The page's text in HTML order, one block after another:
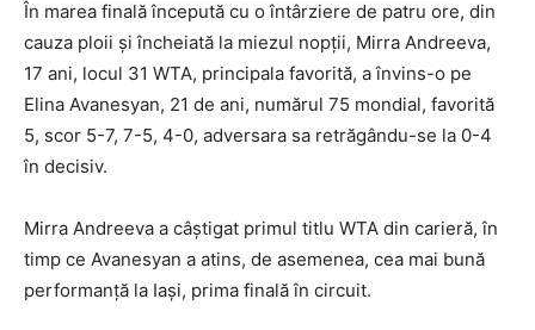
În marea finală începută cu o întârziere de patru ore, din
cauza ploii și încheiată la miezul nopții, Mirra Andreeva,
17 ani, locul 31 WTA, principala favorită, a învins-o pe
Elina Avanesyan, 21 de ani, numărul 75 mondial, favorită
5, scor 5-7, 7-5, 4-0, adversara sa retrăgându-se la 0-4
în decisiv.
Mirra Andreeva a câștigat primul titlu WTA din carieră, în
timp ce Avanesyan a atins, de asemenea, cea mai bună
performanță la Iași, prima finală în circuit.